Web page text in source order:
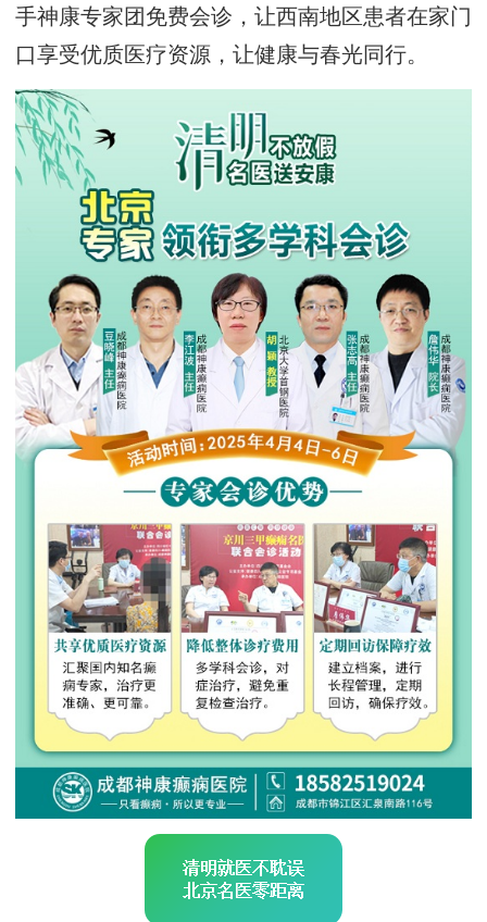
手神康专家团免费会诊，让西南地区患者在家门
口享受优质医疗资源，让健康与春光同行。